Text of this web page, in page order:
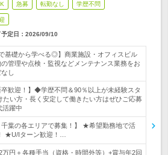
急募 転勤なし 学歴不問
定日： 2026/09/10
基礎から学べる◎】商業施設・オフィスビル
管理や点検・監視などメンテナンス業務をお
し
卒歓迎！】◆学歴不問＆90％以上が未経験スタ
い方・長く安定して働きたい方はぜひご応募
活躍中
千葉の各エリアで募集！】 ★希望勤務地で活
★U/Iターン歓迎！…
万円＋各種手当（資格・時間外等）+賞与年2回